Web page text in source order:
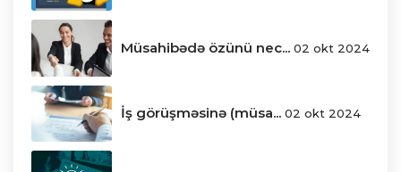
Müsahibədə özünü nec... 02 okt 2024
İş görüşməsinə (müsa... 02 okt 2024